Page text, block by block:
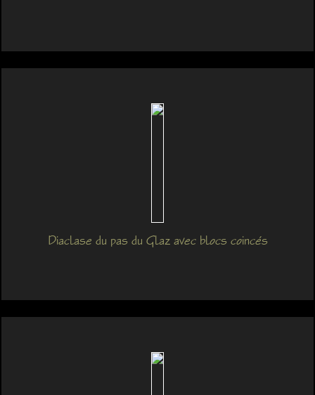
Diaclase du pas du Glaz avec blocs coincés